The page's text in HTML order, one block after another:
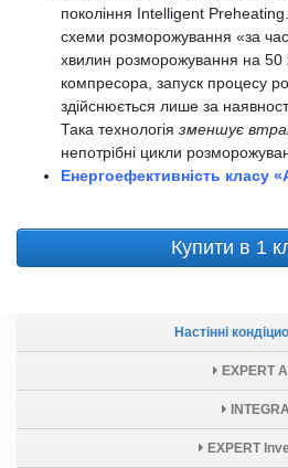
Настінні
EXPERT
INTEGRA
EXPERT
покоління Intelligent Preheating.
схеми розморожування «за
хвилин розморожування на 50
компресора, запуск процесу
здійснюється лише за
Така технологія зменшує
непотрібні цикли
Енергоефективність класу
Купити в 1